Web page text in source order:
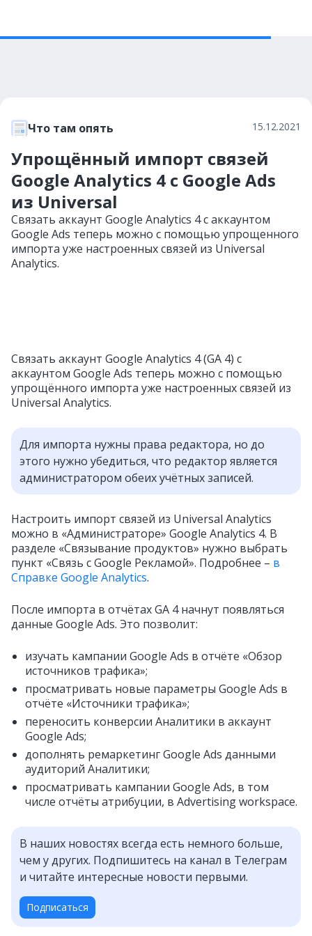
Что там опять 15.12.2021
Упрощённый импорт связей
Google Analytics 4 с Google Ads
из Universal
Связать аккаунт Google Analytics 4 с аккаунтом
Google Ads теперь можно с помощью упрощенного
импорта уже настроенных связей из Universal
Analytics.
Связать аккаунт Google Analytics 4 (GA 4) с
аккаунтом Google Ads теперь можно с помощью
упрощённого импорта уже настроенных связей из
Universal Analytics.
Для импорта нужны права редактора, но до
этого нужно убедиться, что редактор является
администратором обеих учётных записей.
Настроить импорт связей из Universal Analytics
можно в «Администраторе» Google Analytics 4. В
разделе «Связывание продуктов» нужно выбрать
пункт «Связь с Google Рекламой». Подробнее – в
Справке Google Analytics.
После импорта в отчётах GA 4 начнут появляться
данные Google Ads. Это позволит:
изучать кампании Google Ads в отчёте «Обзор
источников трафика»;
просматривать новые параметры Google Ads в
отчёте «Источники трафика»;
переносить конверсии Аналитики в аккаунт
Google Ads;
дополнять ремаркетинг Google Ads данными
аудиторий Аналитики;
просматривать кампании Google Ads, в том
числе отчёты атрибуции, в Advertising workspace.
В наших новостях всегда есть немного больше,
чем у других. Подпишитесь на канал в Телеграм
и читайте интересные новости первыми.
Подписаться